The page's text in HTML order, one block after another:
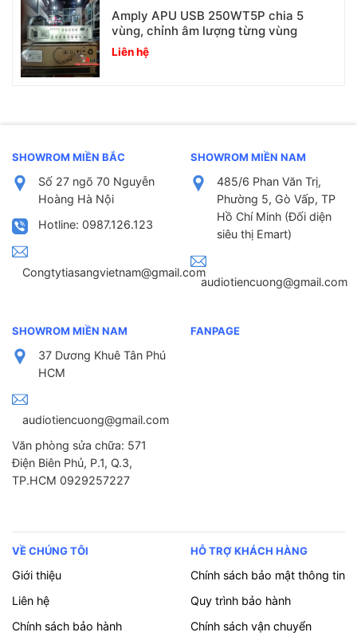
Amply APU USB 250WT5P chia 5
vùng, chỉnh âm lượng từng vùng
Liên hệ
SHOWROM MIỀN BẮC
Số 27 ngõ 70 Nguyễn
Hoàng Hà Nội
Hotline: 0987.126.123
Congtytiasangvietnam@gmail.com
SHOWROM MIỀN NAM
485/6 Phan Văn Trị,
Phường 5, Gò Vấp, TP
Hồ Chí Minh (Đối diện
siêu thị Emart)
audiotiencuong@gmail.com
SHOWROM MIỀN NAM
37 Dương Khuê Tân Phú
HCM
audiotiencuong@gmail.com
Văn phòng sửa chữa: 571
Điện Biên Phủ, P.1, Q.3,
TP.HCM 0929257227
FANPAGE
VỀ CHÚNG TÔI
Giới thiệu
Liên hệ
Chính sách bảo hành
HỖ TRỢ KHÁCH HÀNG
Chính sách bảo mật thông tin
Quy trình bảo hành
Chính sách vận chuyển